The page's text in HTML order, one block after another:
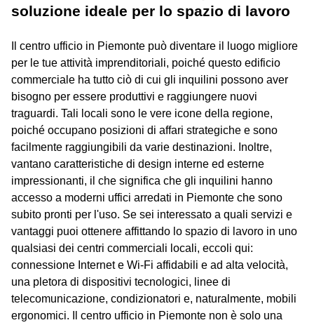
soluzione ideale per lo spazio di lavoro
Il centro ufficio in Piemonte può diventare il luogo migliore
per le tue attività imprenditoriali, poiché questo edificio
commerciale ha tutto ciò di cui gli inquilini possono aver
bisogno per essere produttivi e raggiungere nuovi
traguardi. Tali locali sono le vere icone della regione,
poiché occupano posizioni di affari strategiche e sono
facilmente raggiungibili da varie destinazioni. Inoltre,
vantano caratteristiche di design interne ed esterne
impressionanti, il che significa che gli inquilini hanno
accesso a moderni uffici arredati in Piemonte che sono
subito pronti per l'uso. Se sei interessato a quali servizi e
vantaggi puoi ottenere affittando lo spazio di lavoro in uno
qualsiasi dei centri commerciali locali, eccoli qui:
connessione Internet e Wi-Fi affidabili e ad alta velocità,
una pletora di dispositivi tecnologici, linee di
telecomunicazione, condizionatori e, naturalmente, mobili
ergonomici. Il centro ufficio in Piemonte non è solo una